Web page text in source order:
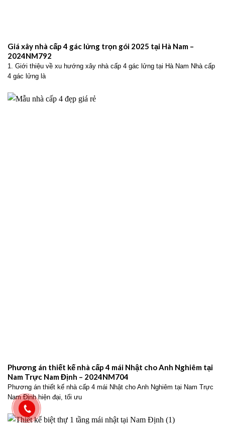
Giá xây nhà cấp 4 gác lửng trọn gói 2025 tại Hà Nam –
2024NM792
1. Giới thiệu về xu hướng xây nhà cấp 4 gác lửng tại Hà Nam Nhà cấp
4 gác lửng là
Phương án thiết kế nhà cấp 4 mái Nhật cho Anh Nghiêm tại
Nam Trực Nam Định – 2024NM704
Phương án thiết kế nhà cấp 4 mái Nhật cho Anh Nghiêm tại Nam Trực
Nam Định hiện đại, tối ưu